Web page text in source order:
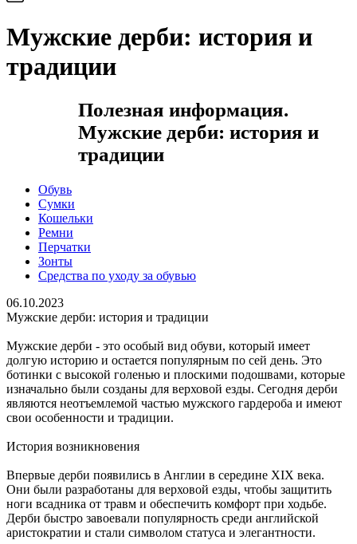
Мужские дерби: история и
традиции
Полезная информация.
Мужские дерби: история и
традиции
Обувь
Сумки
Кошельки
Ремни
Перчатки
Зонты
Средства по уходу за обувью
06.10.2023
Мужские дерби: история и традиции
Мужские дерби - это особый вид обуви, который имеет
долгую историю и остается популярным по сей день. Это
ботинки с высокой голенью и плоскими подошвами, которые
изначально были созданы для верховой езды. Сегодня дерби
являются неотъемлемой частью мужского гардероба и имеют
свои особенности и традиции.
История возникновения
Впервые дерби появились в Англии в середине XIX века.
Они были разработаны для верховой езды, чтобы защитить
ноги всадника от травм и обеспечить комфорт при ходьбе.
Дерби быстро завоевали популярность среди английской
аристократии и стали символом статуса и элегантности.